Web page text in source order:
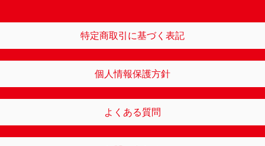
特定商取引に基づく表記
個人情報保護方針
よくある質問